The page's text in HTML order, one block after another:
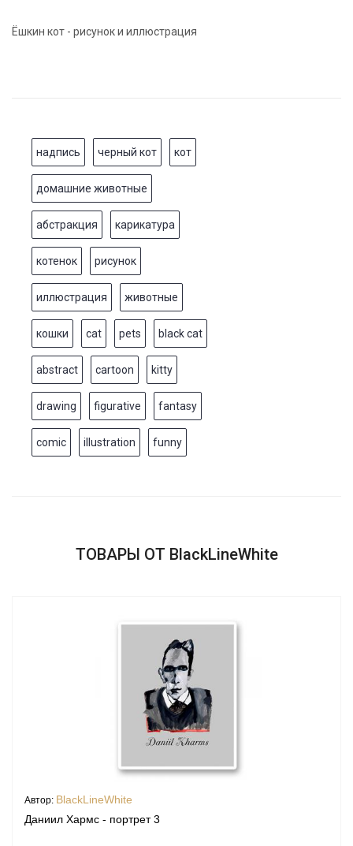
Ёшкин кот - рисунок и иллюстрация
надпись черный кот кот
домашние животные
абстракция карикатура
котенок рисунок
иллюстрация животные
кошки cat pets black cat
abstract cartoon kitty
drawing figurative fantasy
comic illustration funny
ТОВАРЫ ОТ BlackLineWhite
Автор: BlackLineWhite
Даниил Хармс - портрет 3